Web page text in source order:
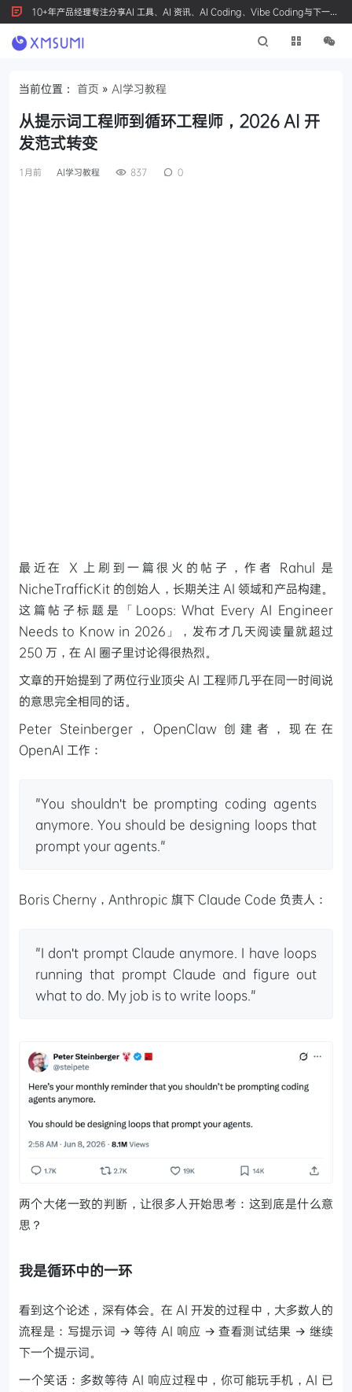
10+年产品经理专注分享AI 工具、AI 资讯、AI Coding、Vibe Coding与下一代
产品创新，按 Ctrl+D 收藏我们
当前位置： 首页 » AI学习教程
从提示词工程师到循环工程师，2026 AI 开
发范式转变
1月前 AI学习教程 837 0
最近在 X 上刷到一篇很火的帖子，作者 Rahul 是
NicheTrafficKit 的创始人，长期关注 AI 领域和产品构建。
这篇帖子标题是「Loops: What Every AI Engineer
Needs to Know in 2026」，发布才几天阅读量就超过
250 万，在 AI 圈子里讨论得很热烈。
文章的开始提到了两位行业顶尖 AI 工程师几乎在同一时间说
的意思完全相同的话。
Peter Steinberger，OpenClaw 创建者，现在在
OpenAI 工作：
"You shouldn't be prompting coding agents
anymore. You should be designing loops that
prompt your agents."
Boris Cherny，Anthropic 旗下 Claude Code 负责人：
"I don't prompt Claude anymore. I have loops
running that prompt Claude and figure out
what to do. My job is to write loops."
两个大佬一致的判断，让很多人开始思考：这到底是什么意
思？
我是循环中的一环
看到这个论述，深有体会。在 AI 开发的过程中，大多数人的
流程是：写提示词 → 等待 AI 响应 → 查看测试结果 → 继续
下一个提示词。
一个笑话：多数等待 AI 响应过程中，你可能玩手机，AI 已